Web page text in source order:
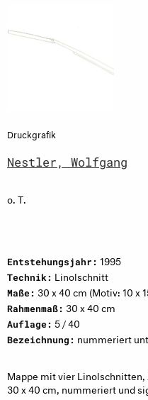
Druckgrafik
Nestler, Wolfgang
o. T.
Entstehungsjahr: 1995
Technik: Linolschnitt
Maße: 30 x 40 cm (Motiv: 10 x
Rahmenmaß: 30 x 40 cm
Auflage: 5 / 40
Bezeichnung: nummeriert
Mappe mit vier Linolschnitten,
30 x 40 cm, nummeriert und